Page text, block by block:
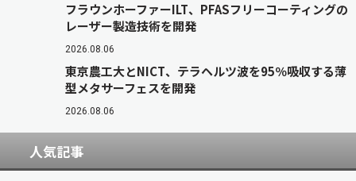
フラウンホーファーILT、PFASフリーコーティングの
レーザー製造技術を開発
2026.08.06
東京農工大とNICT、テラヘルツ波を95％吸収する薄
型メタサーフェスを開発
2026.08.06
人気記事